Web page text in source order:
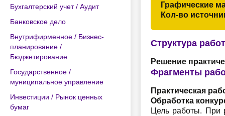
Бухгалтерский учет / Аудит
Банковское дело
Внутрифирменное / Бизнес-
планирование /
Бюджетирование
Государственное /
муниципальное управление
Инвестиции / Рынок ценных
бумаг
Графические
Кол-во
Структура
Решение
Фрагменты
Практическая
Обработка
Цель работы. При